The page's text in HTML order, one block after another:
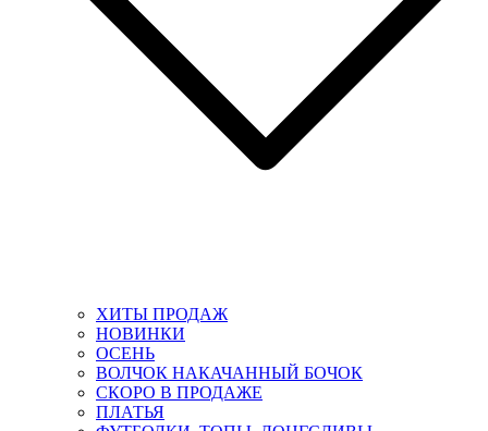
ХИТЫ ПРОДАЖ
НОВИНКИ
ОСЕНЬ
ВОЛЧОК НАКАЧАННЫЙ БОЧОК
СКОРО В ПРОДАЖЕ
ПЛАТЬЯ